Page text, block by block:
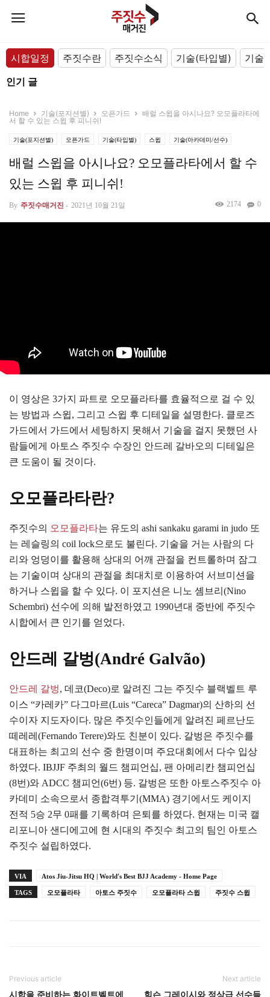
시합일정 주짓수란 주짓수소식 기술(타입별)
기술
인기 글
Home 기술(포지션별) 오픈가드
배럴 스윕을 아시나요? 오모플라타에
서 할 수 있는 스윕 후 피니쉬!
기술(포지션별) 오픈가드 기술(타입별) 스윕 기술(아카데미/선수)
배럴 스윕을 아시나요? 오모플라타에서 할 수
있는 스윕 후 피니쉬!
By 주짓수매거진 - 2021년 10월 21일 0
2174
이 영상은 3가지 파트로 오모플라타를 효율적으로 걸 수 있
는 방법과 스윕, 그리고 스윕 후 디테일을 설명한다. 클로즈
가드에서 가드에서 세팅하지 못해서 기술을 걸지 못했던 사
람들에게 아토스 주짓수 수장인 안드레 갈바오의 디테일은
큰 도움이 될 것이다.
오모플라타란?
주짓수의 오모플라타는 유도의 ashi sankaku garami in judo 또
는 레슬링의 coil lock으로도 불린다. 기술을 거는 사람의 다
리와 엉덩이를 활용해 상대의 어깨 관절을 컨트롤하며 잠그
는 기술이며 상대의 관절을 최대치로 이용하여 서브미션을
하거나 스윕을 할 수 있다. 이 포지션은 니노 솀브리(Nino
Schembri) 선수에 의해 발전하였고 1990년대 중반에 주짓수
시합에서 큰 인기를 얻었다.
안드레 갈벙(André Galvão)
안드레 갈벙, 데코(Deco)로 알려진 그는 주짓수 블랙벨트 루
이스 “카레카” 다그마르(Luis “Careca” Dagmar)의 산하의 선
수이자 지도자이다. 많은 주짓수인들에게 알려진 페르난도
떼레레(Fernando Terere)와도 친분이 있다. 갈벙은 주짓수를
대표하는 최고의 선수 중 한명이며 주요대회에서 다수 입상
하였다. IBJJF 주최의 월드 챔피언십, 팬 아메리칸 챔피언십
(8번)와 ADCC 챔피언(6번) 등. 갈벙은 또한 아토스주짓수 아
카데미 소속으로서 종합격투기(MMA) 경기에서도 케이지
전적 5승 2무 0패를 기록하며 은퇴를 하였다. 현재는 미국 캘
리포니아 샌디에고에 현 시대의 주짓수 최고의 팀인 아토스
주짓수 설립하였다.
VIA Atos Jiu-Jitsu HQ | World's Best BJJ Academy - Home Page
TAGS 오모플라타 아토스 주짓수 오모플라타 스윕 주짓수 스윕
Previous article
시합을 준비하는 화이트벨트에
Next article
힉슨 그레이시와 정상급 선수들